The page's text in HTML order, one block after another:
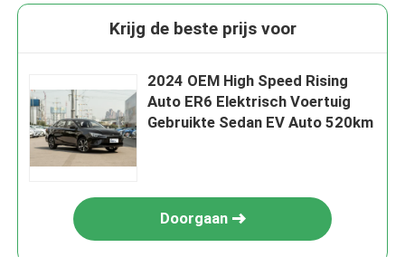
Krijg de beste prijs voor
2024 OEM High Speed Rising
Auto ER6 Elektrisch Voertuig
Gebruikte Sedan EV Auto 520km
Doorgaan